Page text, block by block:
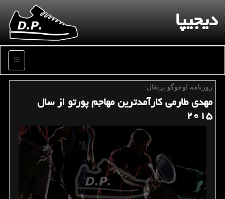
دیجیپا
منو
روزنامه اوجوگو پرتغال:
مهدی طارمی كارآمدترین مهاجم پورتو از سال
۲۰۱۵